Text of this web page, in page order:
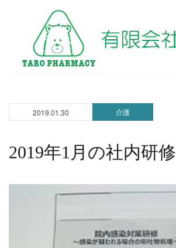
2019.01.30 介護
2019年1月の社内研修